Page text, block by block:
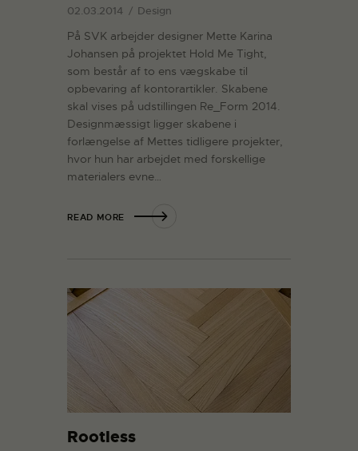
02.03.2014 Design
På SVK arbejder designer Mette Karina
Johansen på projektet Hold Me Tight,
som består af to ens vægskabe til
opbevaring af kontorartikler. Skabene
skal vises på udstillingen Re_Form 2014.
Designmæssigt ligger skabene i
forlængelse af Mettes tidligere projekter,
hvor hun har arbejdet med forskellige
materialers evne…
READ MORE
Rootless